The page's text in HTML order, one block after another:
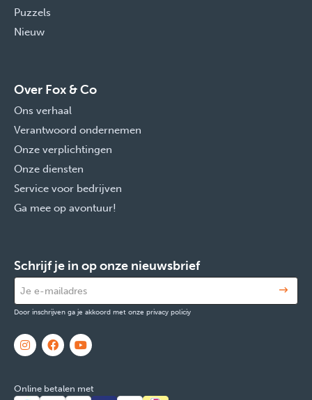
Puzzels
Nieuw
Over Fox & Co
Ons verhaal
Verantwoord ondernemen
Onze verplichtingen
Onze diensten
Service voor bedrijven
Ga mee op avontuur!
Schrijf je in op onze nieuwsbrief
Door inschrijven ga je akkoord met onze privacy policiy
Online betalen met